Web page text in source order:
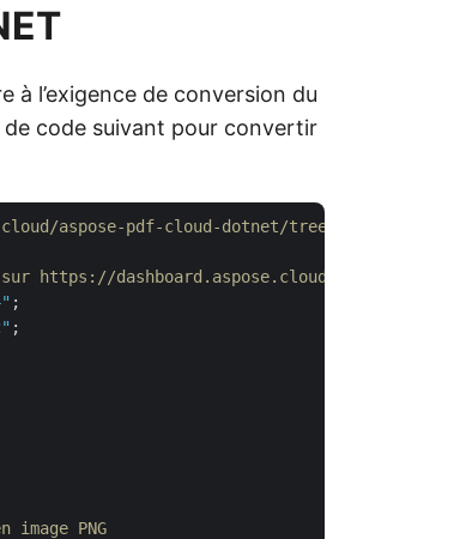
à l’exigence de conversion du
de code suivant pour convertir
aspose-pdf-cloud-dotnet/tree/master/Examples
https://dashboard.aspose.cloud/
;
PNG